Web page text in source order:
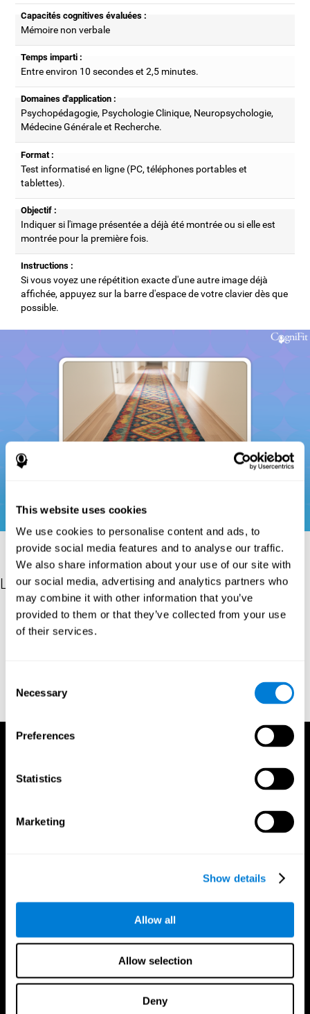
This website uses cookies
We use cookies to personalise content and ads, to
provide social media features and to analyse our traffic.
We also share information about your use of our site with
our social media, advertising and analytics partners who
may combine it with other information that you’ve
provided to them or that they’ve collected from your use
of their services.
Selection
Necessary
Preferences
Statistics
Marketing
Show details
Allow all
Allow selection
Deny
Capacités cognitives évaluées :
Mémoire non verbale
Temps imparti :
Entre environ 10 secondes et 2,5 minutes.
Domaines d'application :
Psychopédagogie, Psychologie Clinique, Neuropsychologie,
Médecine Générale et Recherche.
Format :
Test informatisé en ligne (PC, téléphones portables et
tablettes).
Objectif :
Indiquer si l'image présentée a déjà été montrée ou si elle est
montrée pour la première fois.
Instructions :
Si vous voyez une répétition exacte d'une autre image déjà
affichée, appuyez sur la barre d'espace de votre clavier dès que
possible.
Les références
Donders, F. C. (1969). On the speed of mental processes. Acta
Psychologica, 30, 412–431. https://doi.org/10.1016/0001-
Journal of Experimental Psychology, 62(3), 302–309.
App CogniFit